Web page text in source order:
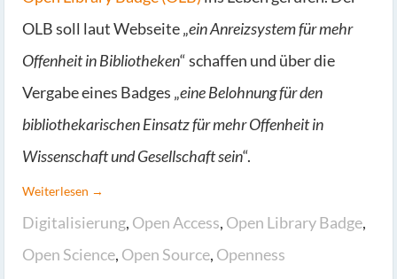
OLB soll laut Webseite „ein Anreizsystem für mehr
Offenheit in Bibliotheken“ schaffen und über die
Vergabe eines Badges „eine Belohnung für den
bibliothekarischen Einsatz für mehr Offenheit in
Wissenschaft und Gesellschaft sein“.
Weiterlesen →
Digitalisierung, Open Access, Open Library Badge,
Open Science, Open Source, Openness